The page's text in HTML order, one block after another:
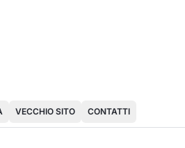
VECCHIO SITO CONTATTI